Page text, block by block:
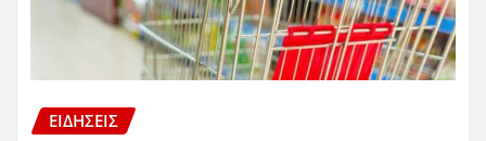
ΕΙΔΗΣΕΙΣ